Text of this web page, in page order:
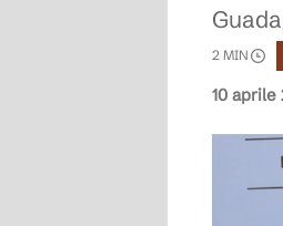
10 aprile
2 MIN